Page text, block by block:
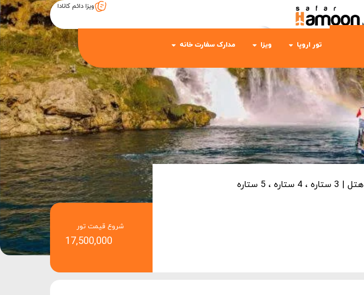
ویزا دائم کانادا
تور اروپا ویزا مدارک سفارت خانه
هتل | 3 ستاره ، 4 ستاره ، 5 ستاره
شروع قیمت تور
17,500,000